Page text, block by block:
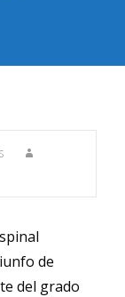
de
del grado